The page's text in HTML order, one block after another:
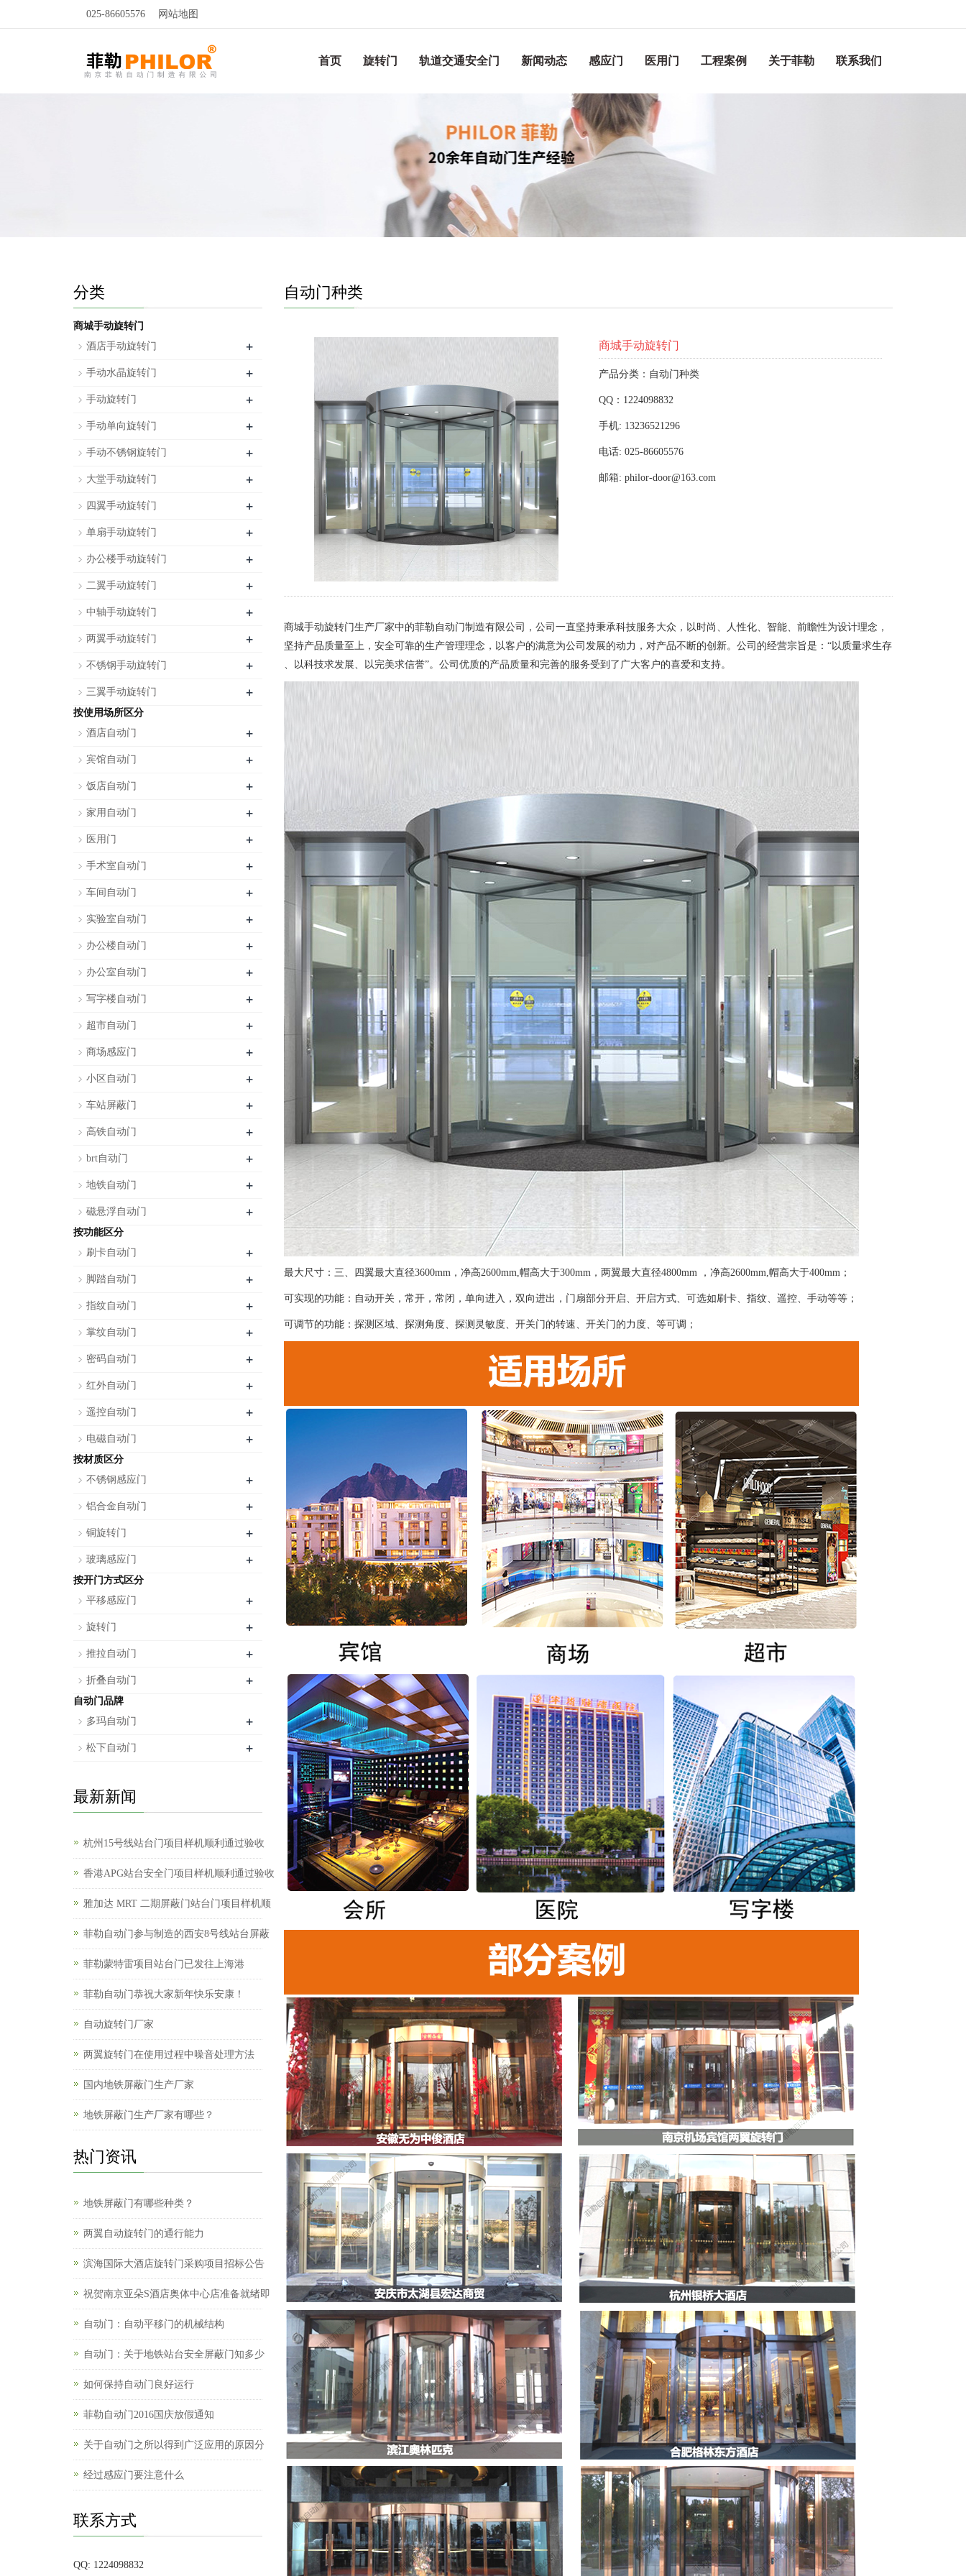
025-86605576 网站地图
首页 旋转门 轨道交通安全门 新闻动态 感应门 医用门 工程案例 关于菲勒 联系我们
自动门种类
商城手动旋转门
产品分类：自动门种类
QQ：1224098832
手机: 13236521296
电话: 025-86605576
邮箱: philor-door@163.com
商城手动旋转门生产厂家中的菲勒自动门制造有限公司，公司一直坚持秉承科技服务大众，以时尚、人性化、智能、前瞻性为设计理念，
坚持产品质量至上，安全可靠的生产管理理念，以客户的满意为公司发展的动力，对产品不断的创新。公司的经营宗旨是：“以质量求生存
、以科技求发展、以完美求信誉”。公司优质的产品质量和完善的服务受到了广大客户的喜爱和支持。
最大尺寸：三、四翼最大直径3600mm，净高2600mm,帽高大于300mm，两翼最大直径4800mm ，净高2600mm,帽高大于400mm；
可实现的功能：自动开关，常开，常闭，单向进入，双向进出，门扇部分开启、开启方式、可选如刷卡、指纹、遥控、手动等等；
可调节的功能：探测区域、探测角度、探测灵敏度、开关门的转速、开关门的力度、等可调；
分类
商城手动旋转门
酒店手动旋转门
+
手动水晶旋转门 +
手动旋转门 +
手动单向旋转门 +
手动不锈钢旋转门 +
大堂手动旋转门 +
四翼手动旋转门 +
单扇手动旋转门 +
办公楼手动旋转门 +
二翼手动旋转门 +
中轴手动旋转门 +
两翼手动旋转门 +
不锈钢手动旋转门 +
三翼手动旋转门 +
按使用场所区分
酒店自动门
+
宾馆自动门 +
饭店自动门 +
家用自动门 +
医用门 +
手术室自动门 +
车间自动门 +
实验室自动门 +
办公楼自动门 +
办公室自动门 +
写字楼自动门 +
超市自动门 +
商场感应门 +
小区自动门 +
车站屏蔽门 +
高铁自动门 +
brt自动门 +
地铁自动门 +
磁悬浮自动门 +
按功能区分
刷卡自动门
+
脚踏自动门 +
指纹自动门 +
掌纹自动门 +
密码自动门 +
红外自动门 +
遥控自动门 +
电磁自动门 +
按材质区分
不锈钢感应门
+
铝合金自动门 +
铜旋转门 +
玻璃感应门 +
按开门方式区分
平移感应门
+
旋转门 +
推拉自动门 +
折叠自动门 +
自动门品牌
多玛自动门
+
松下自动门 +
最新新闻
杭州15号线站台门项目样机顺利通过验收
香港APG站台安全门项目样机顺利通过验收
雅加达 MRT 二期屏蔽门站台门项目样机顺
菲勒自动门参与制造的西安8号线站台屏蔽
菲勒蒙特雷项目站台门已发往上海港
菲勒自动门恭祝大家新年快乐安康！
自动旋转门厂家
两翼旋转门在使用过程中噪音处理方法
国内地铁屏蔽门生产厂家
地铁屏蔽门生产厂家有哪些？
热门资讯
地铁屏蔽门有哪些种类？
两翼自动旋转门的通行能力
滨海国际大酒店旋转门采购项目招标公告
祝贺南京亚朵S酒店奥体中心店准备就绪即
自动门：自动平移门的机械结构
自动门：关于地铁站台安全屏蔽门知多少
如何保持自动门良好运行
菲勒自动门2016国庆放假通知
关于自动门之所以得到广泛应用的原因分
经过感应门要注意什么
联系方式
QQ: 1224098832